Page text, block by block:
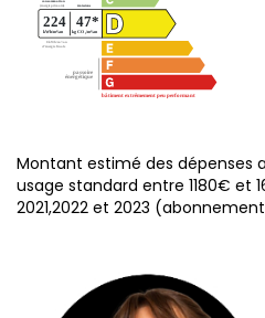
Montant estimé des dépenses
usage standard entre 1180€ et
2021,2022 et 2023